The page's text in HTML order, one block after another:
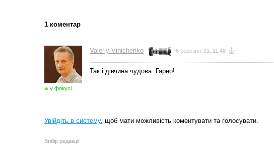
1 коментар
у фокусі
Valeriy Vinichenko 6 березня '21, 11:48
Так і дівчина чудова. Гарно!
Увійдіть в систему, щоб мати можливість коментувати та голосувати.
Вибір редакції